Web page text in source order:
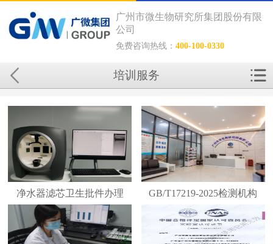
广州市微生物研究所集团股份有限
公司
免费咨询热线：400-100-0330
培训服务
净水器滤芯卫生批件办理 GB/T17219-2025检测机构